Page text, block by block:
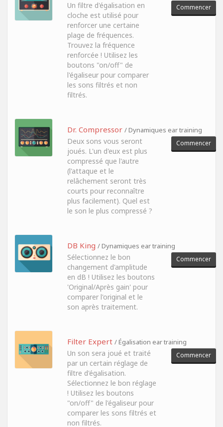
Un filtre d'égalisation en
cloche est utilisé pour
renforcer une certaine
plage de fréquences.
Trouvez la fréquence
renforcée ! Utilisez les
boutons "on/off" de
l'égaliseur pour comparer
les sons filtrés et non
filtrés.
Commencer
Dr. Compressor / Dynamiques ear training
Deux sons vous seront
joués. L'un d'eux est plus
compressé que l'autre
(l'attaque et le
relâchement seront très
courts pour reconnaître
plus facilement). Quel est
le son le plus compressé ?
Commencer
DB King / Dynamiques ear training
Sélectionnez le bon
changement d'amplitude
en dB ! Utilisez les boutons
'Original/Après gain' pour
comparer l'original et le
son après traitement.
Commencer
Filter Expert / Égalisation ear training
Un son sera joué et traité
par un certain réglage de
filtre d'égalisation.
Sélectionnez le bon réglage
! Utilisez les boutons
"on/off" de l'égaliseur pour
comparer les sons filtrés et
non filtrés.
Commencer